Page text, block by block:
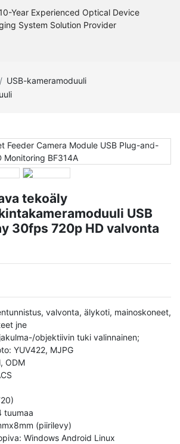
USB-kameramoduuli
tekoäly
USB
30fps 720p HD valvonta
valvonta, älykoti, mainoskoneet,
jne
objektiivin tuki valinnainen;
YUV422, MJPG
ODM
tuumaa
(piirilevy)
Windows Android Linux